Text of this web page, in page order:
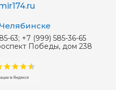
63; +7 (999) 585-36-65
Победы, дом 238